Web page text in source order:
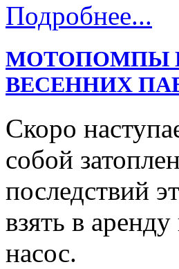
Подробнее...
МОТОПОМПЫ
ВЕСЕННИХ
Скоро
собой
последствий
взять в
насос.